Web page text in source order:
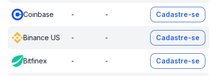
Coinbase - - Cadastre-se
Binance US - - Cadastre-se
Bitfinex - - Cadastre-se